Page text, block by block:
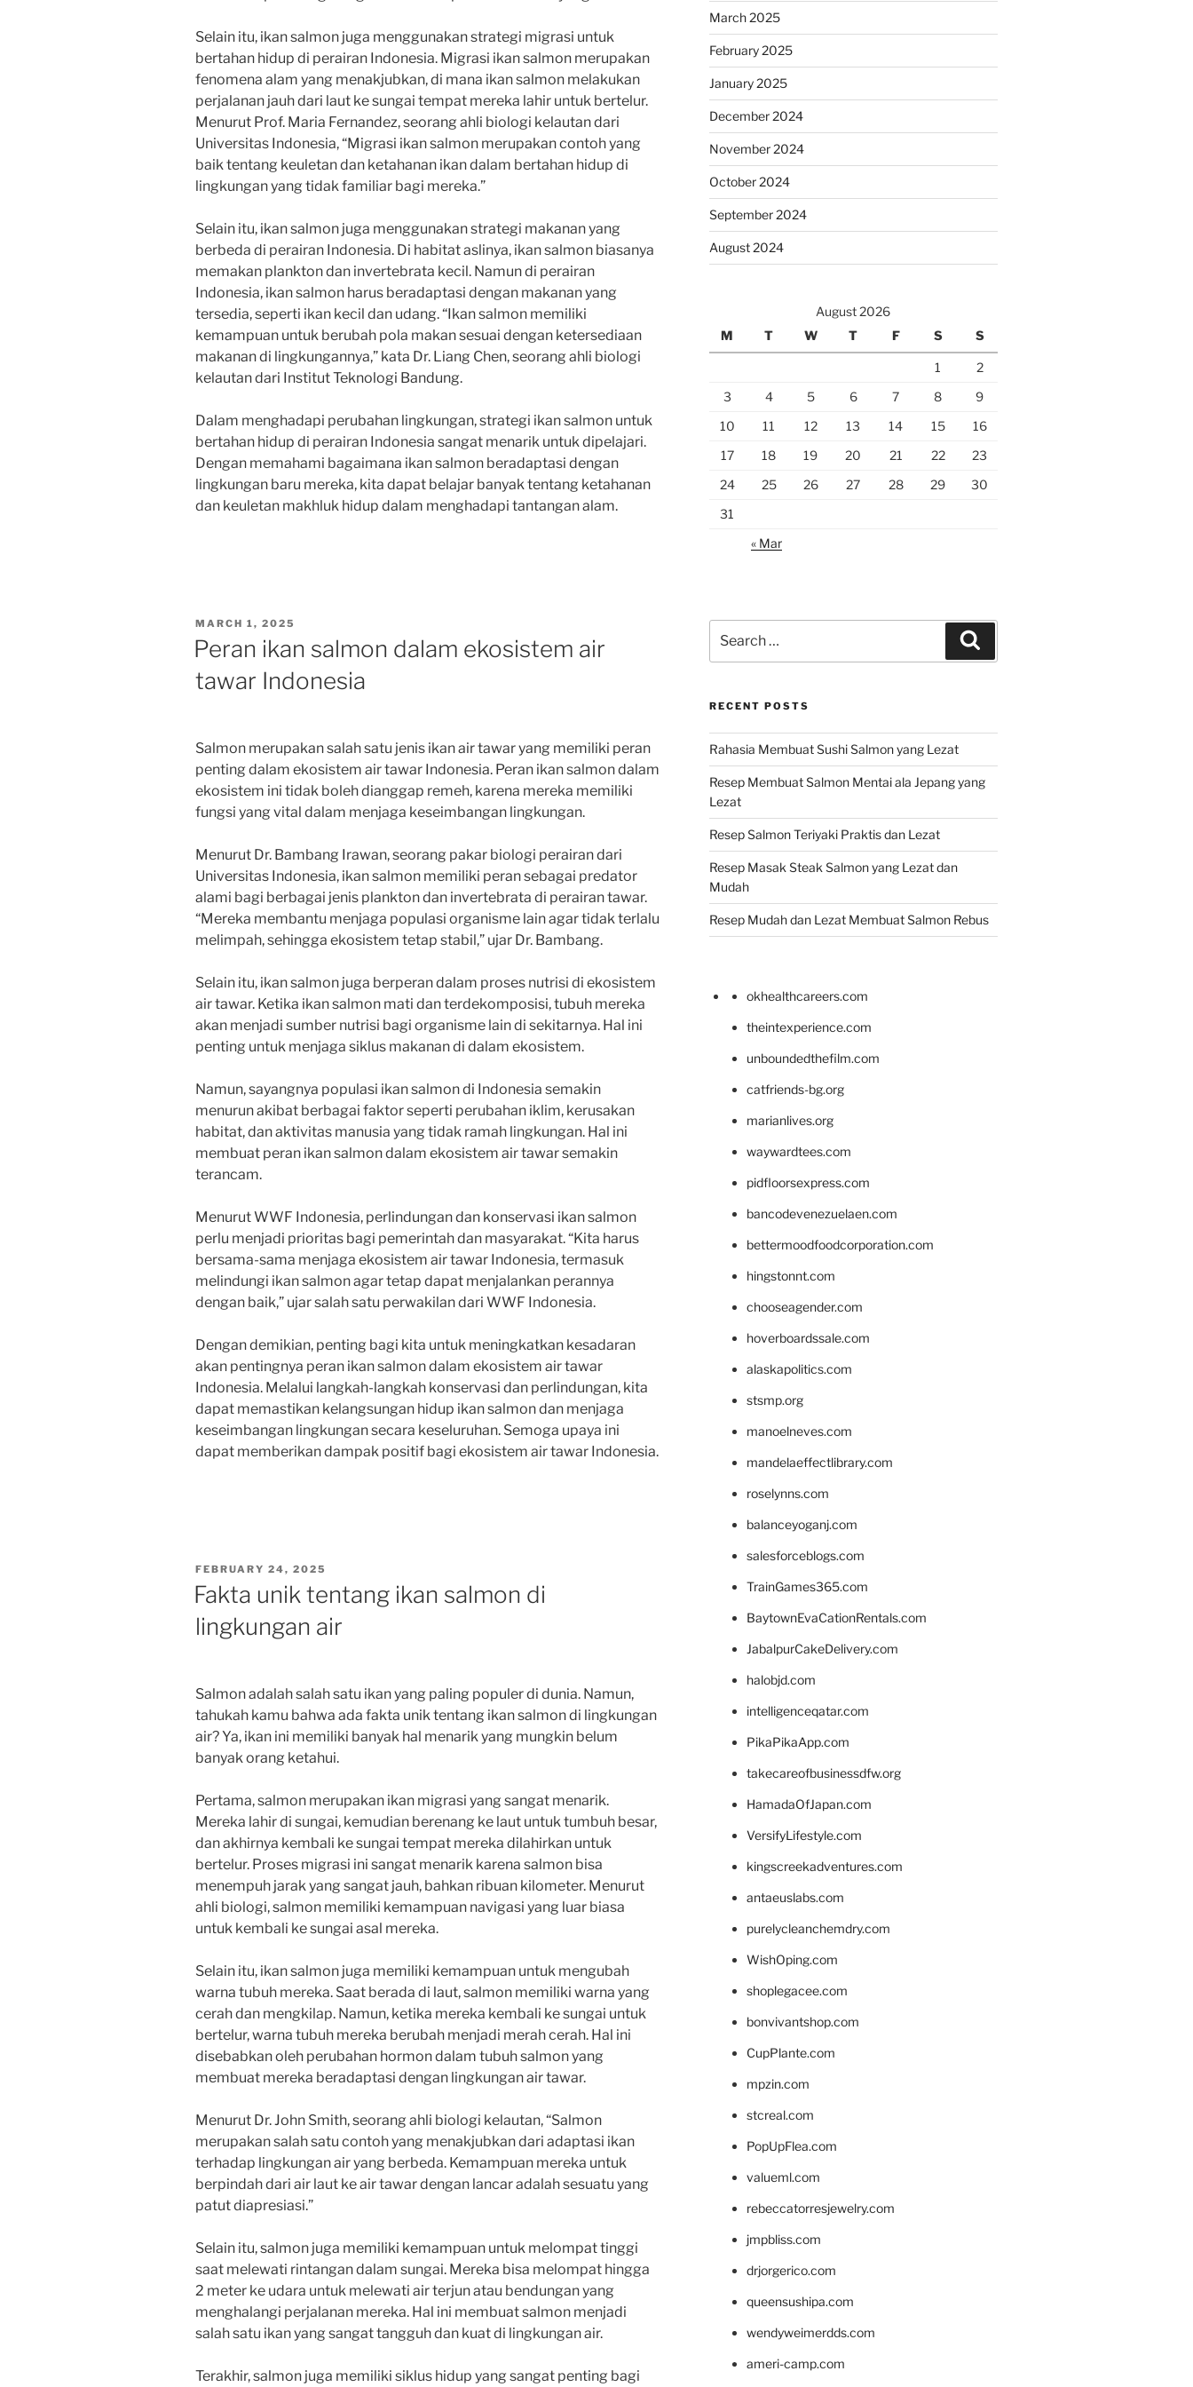
Selain itu, ikan salmon juga menggunakan strategi migrasi untuk
bertahan hidup di perairan Indonesia. Migrasi ikan salmon merupakan
fenomena alam yang menakjubkan, di mana ikan salmon melakukan
perjalanan jauh dari laut ke sungai tempat mereka lahir untuk bertelur.
Menurut Prof. Maria Fernandez, seorang ahli biologi kelautan dari
Universitas Indonesia, “Migrasi ikan salmon merupakan contoh yang
baik tentang keuletan dan ketahanan ikan dalam bertahan hidup di
lingkungan yang tidak familiar bagi mereka.”
Selain itu, ikan salmon juga menggunakan strategi makanan yang
berbeda di perairan Indonesia. Di habitat aslinya, ikan salmon biasanya
memakan plankton dan invertebrata kecil. Namun di perairan
Indonesia, ikan salmon harus beradaptasi dengan makanan yang
tersedia, seperti ikan kecil dan udang. “Ikan salmon memiliki
kemampuan untuk berubah pola makan sesuai dengan ketersediaan
makanan di lingkungannya,” kata Dr. Liang Chen, seorang ahli biologi
kelautan dari Institut Teknologi Bandung.
Dalam menghadapi perubahan lingkungan, strategi ikan salmon untuk
bertahan hidup di perairan Indonesia sangat menarik untuk dipelajari.
Dengan memahami bagaimana ikan salmon beradaptasi dengan
lingkungan baru mereka, kita dapat belajar banyak tentang ketahanan
dan keuletan makhluk hidup dalam menghadapi tantangan alam.
POSTED
MARCH 1, 2025
Peran ikan salmon dalam ekosistem air
tawar Indonesia
Salmon merupakan salah satu jenis ikan air tawar yang memiliki peran
penting dalam ekosistem air tawar Indonesia. Peran ikan salmon dalam
ekosistem ini tidak boleh dianggap remeh, karena mereka memiliki
fungsi yang vital dalam menjaga keseimbangan lingkungan.
Menurut Dr. Bambang Irawan, seorang pakar biologi perairan dari
Universitas Indonesia, ikan salmon memiliki peran sebagai predator
alami bagi berbagai jenis plankton dan invertebrata di perairan tawar.
“Mereka membantu menjaga populasi organisme lain agar tidak terlalu
melimpah, sehingga ekosistem tetap stabil,” ujar Dr. Bambang.
Selain itu, ikan salmon juga berperan dalam proses nutrisi di ekosistem
air tawar. Ketika ikan salmon mati dan terdekomposisi, tubuh mereka
akan menjadi sumber nutrisi bagi organisme lain di sekitarnya. Hal ini
penting untuk menjaga siklus makanan di dalam ekosistem.
Namun, sayangnya populasi ikan salmon di Indonesia semakin
menurun akibat berbagai faktor seperti perubahan iklim, kerusakan
habitat, dan aktivitas manusia yang tidak ramah lingkungan. Hal ini
membuat peran ikan salmon dalam ekosistem air tawar semakin
terancam.
Menurut WWF Indonesia, perlindungan dan konservasi ikan salmon
perlu menjadi prioritas bagi pemerintah dan masyarakat. “Kita harus
bersama-sama menjaga ekosistem air tawar Indonesia, termasuk
melindungi ikan salmon agar tetap dapat menjalankan perannya
dengan baik,” ujar salah satu perwakilan dari WWF Indonesia.
Dengan demikian, penting bagi kita untuk meningkatkan kesadaran
akan pentingnya peran ikan salmon dalam ekosistem air tawar
Indonesia. Melalui langkah-langkah konservasi dan perlindungan, kita
dapat memastikan kelangsungan hidup ikan salmon dan menjaga
keseimbangan lingkungan secara keseluruhan. Semoga upaya ini
dapat memberikan dampak positif bagi ekosistem air tawar Indonesia.
POSTED
ON
FEBRUARY 24, 2025
Fakta unik tentang ikan salmon di
lingkungan air
Salmon adalah salah satu ikan yang paling populer di dunia. Namun,
tahukah kamu bahwa ada fakta unik tentang ikan salmon di lingkungan
air? Ya, ikan ini memiliki banyak hal menarik yang mungkin belum
banyak orang ketahui.
Pertama, salmon merupakan ikan migrasi yang sangat menarik.
Mereka lahir di sungai, kemudian berenang ke laut untuk tumbuh besar,
dan akhirnya kembali ke sungai tempat mereka dilahirkan untuk
bertelur. Proses migrasi ini sangat menarik karena salmon bisa
menempuh jarak yang sangat jauh, bahkan ribuan kilometer. Menurut
ahli biologi, salmon memiliki kemampuan navigasi yang luar biasa
untuk kembali ke sungai asal mereka.
Selain itu, ikan salmon juga memiliki kemampuan untuk mengubah
warna tubuh mereka. Saat berada di laut, salmon memiliki warna yang
cerah dan mengkilap. Namun, ketika mereka kembali ke sungai untuk
bertelur, warna tubuh mereka berubah menjadi merah cerah. Hal ini
disebabkan oleh perubahan hormon dalam tubuh salmon yang
membuat mereka beradaptasi dengan lingkungan air tawar.
Menurut Dr. John Smith, seorang ahli biologi kelautan, “Salmon
merupakan salah satu contoh yang menakjubkan dari adaptasi ikan
terhadap lingkungan air yang berbeda. Kemampuan mereka untuk
berpindah dari air laut ke air tawar dengan lancar adalah sesuatu yang
patut diapresiasi.”
Selain itu, salmon juga memiliki kemampuan untuk melompat tinggi
saat melewati rintangan dalam sungai. Mereka bisa melompat hingga
2 meter ke udara untuk melewati air terjun atau bendungan yang
menghalangi perjalanan mereka. Hal ini membuat salmon menjadi
salah satu ikan yang sangat tangguh dan kuat di lingkungan air.
Terakhir, salmon juga memiliki siklus hidup yang sangat penting bagi
March 2025
February 2025
January 2025
December 2024
November 2024
October 2024
September 2024
August 2024
August 2026
M
T W T F S S
1
2
3
4 5 6 7 8
9
10
11 12 13 14 15
16
17
18 19 20 21 22
23
24
25 26 27 28 29
30
31
« Mar
for:
RECENT POSTS
Rahasia Membuat Sushi Salmon yang Lezat
Resep Membuat Salmon Mentai ala Jepang yang
Lezat
Resep Salmon Teriyaki Praktis dan Lezat
Resep Masak Steak Salmon yang Lezat dan
Mudah
Resep Mudah dan Lezat Membuat Salmon Rebus
okhealthcareers.com
theintexperience.com
unboundedthefilm.com
catfriends-bg.org
marianlives.org
waywardtees.com
pidfloorsexpress.com
bancodevenezuelaen.com
bettermoodfoodcorporation.com
hingstonnt.com
chooseagender.com
hoverboardssale.com
alaskapolitics.com
stsmp.org
manoelneves.com
mandelaeffectlibrary.com
roselynns.com
balanceyoganj.com
salesforceblogs.com
TrainGames365.com
BaytownEvaCationRentals.com
JabalpurCakeDelivery.com
halobjd.com
intelligenceqatar.com
PikaPikaApp.com
takecareofbusinessdfw.org
HamadaOfJapan.com
VersifyLifestyle.com
kingscreekadventures.com
antaeuslabs.com
purelycleanchemdry.com
WishOping.com
shoplegacee.com
bonvivantshop.com
CupPlante.com
mpzin.com
stcreal.com
PopUpFlea.com
valueml.com
rebeccatorresjewelry.com
jmpbliss.com
drjorgerico.com
queensushipa.com
wendyweimerdds.com
ameri-camp.com